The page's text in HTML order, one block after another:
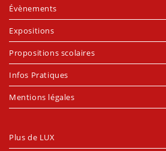
Évènements
Expositions
Propositions scolaires
Infos Pratiques
Mentions légales
Plus de LUX